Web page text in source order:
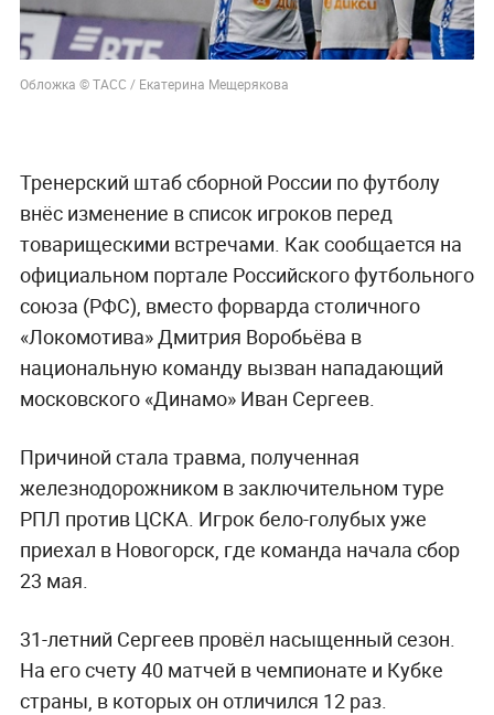
Обложка © ТАСС / Екатерина Мещерякова
Тренерский штаб сборной России по футболу
внёс изменение в список игроков перед
товарищескими встречами. Как сообщается на
официальном портале Российского футбольного
союза (РФС), вместо форварда столичного
«Локомотива» Дмитрия Воробьёва в
национальную команду вызван нападающий
московского «Динамо» Иван Сергеев.
Причиной стала травма, полученная
железнодорожником в заключительном туре
РПЛ против ЦСКА. Игрок бело-голубых уже
приехал в Новогорск, где команда начала сбор
23 мая.
31-летний Сергеев провёл насыщенный сезон.
На его счету 40 матчей в чемпионате и Кубке
страны, в которых он отличился 12 раз.